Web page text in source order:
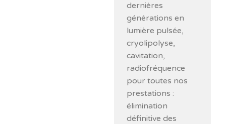
dernières
générations en
lumière pulsée,
cryolipolyse,
cavitation,
radiofréquence
pour toutes nos
prestations :
élimination
définitive des